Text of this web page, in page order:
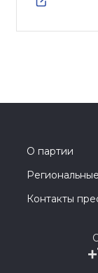
О партии
Контакты